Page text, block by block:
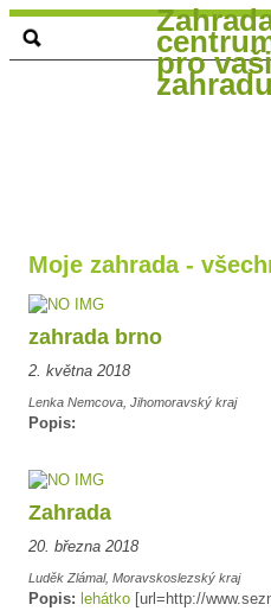
pro vaši
zahradu
Moje zahrada -
zahrada brno
2. května 2018
Lenka Nemcova, Jihomoravský kraj
Popis:
Zahrada
20. března 2018
Luděk Zlámal, Moravskoslezský kraj
Popis: lehátko [url=http://